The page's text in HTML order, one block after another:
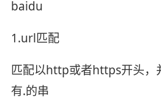
baidu
1.url匹配
匹配以http或者https开头，
有.的串